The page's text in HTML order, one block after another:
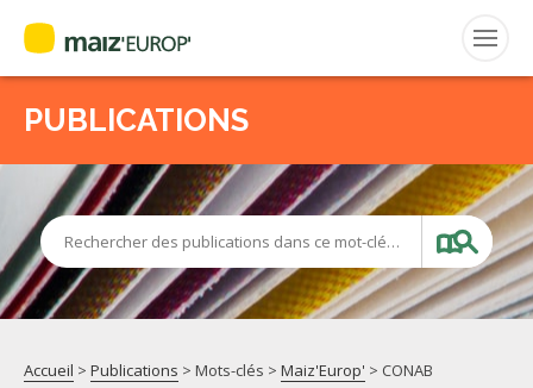
Rechercher
:
MAIZ’EUROP’
AGPM
PUBLICATIONS
Rechercher des publications dans ce mot-clé…
Accueil > Publications > Mots-clés > Maiz'Europ' > CONAB